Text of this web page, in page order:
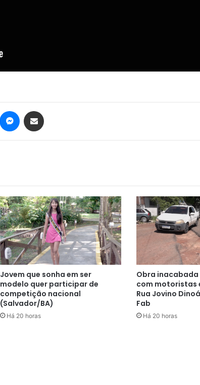
Jovem que sonha em ser
modelo quer participar de
competição nacional
(Salvador/BA)
Há 20 horas
Obra
com motoristas
Rua Jovino
Fab
Há 20 horas